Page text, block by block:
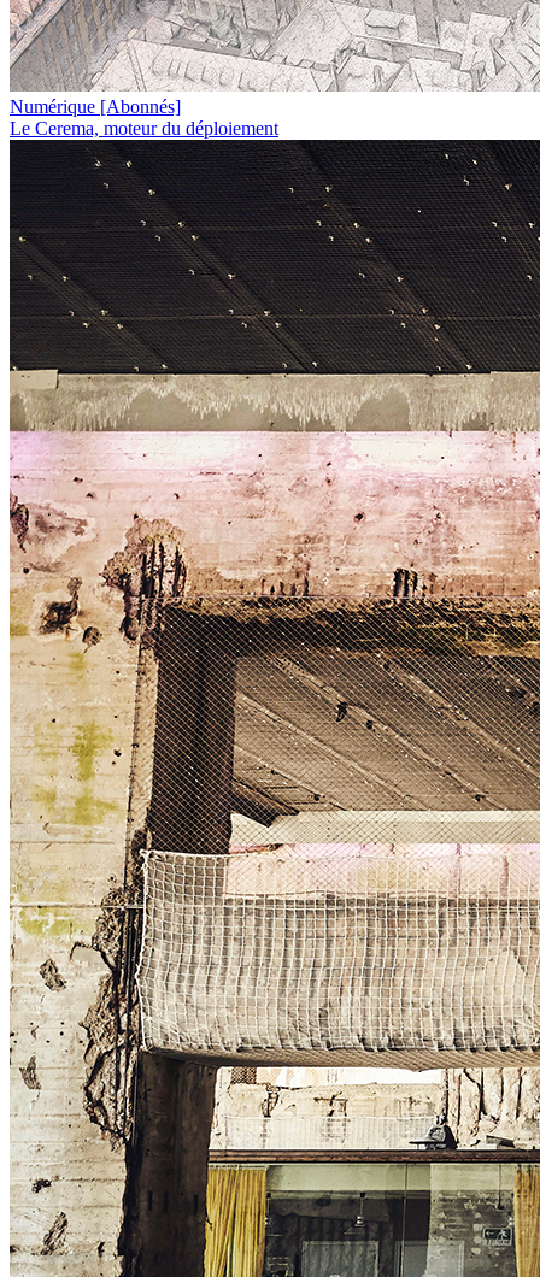
Numérique [Abonnés]
Le Cerema, moteur du déploiement